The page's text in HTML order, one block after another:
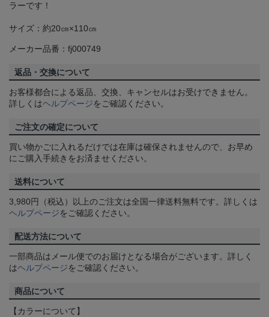
ラーです！
サイズ：約20㎝×110㎝
メーカー品番：fj000749
返品・交換について
お客様都合による返品、交換、キャンセルはお受けできません。
詳しくはヘルプページをご確認ください。
ご注文の確定について
買い物かごに入れるだけでは在庫は確保されませんので、お早め
にご購入手続きをお済ませください。
送料について
3,980円（税込）以上のご注文は全国一律送料無料です。詳しくは
ヘルプページをご確認ください。
配送方法について
一部商品はメール便でのお届けとなる場合がございます。詳しく
はヘルプページをご確認ください。
商品について
【カラーについて】